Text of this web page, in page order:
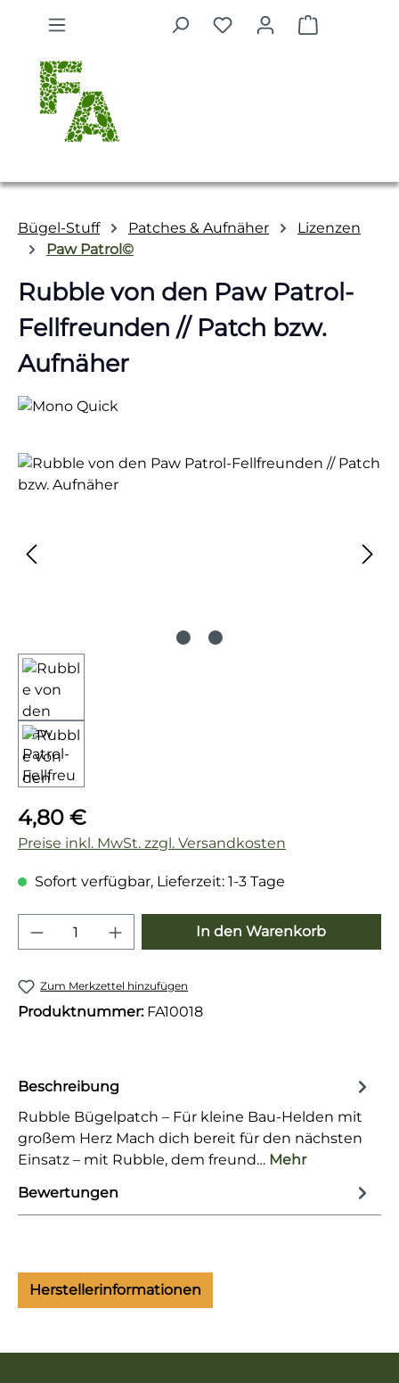
Zum Hauptinhalt springen
Bügel-Stuff Patches & Aufnäher
Lizenzen
Paw Patrol©
Rubble von den Paw Patrol-
Fellfreunden // Patch bzw.
Aufnäher
Bildergalerie überspringen
Regulärer Preis:
4,80 €
Preise inkl. MwSt. zzgl. Versandkosten
Sofort verfügbar, Lieferzeit: 1-3 Tage
Produkt Anzahl: Gib den
In den Warenkorb
Zum Merkzettel hinzufügen
Produktnummer: FA10018
Beschreibung
Rubble Bügelpatch – Für kleine Bau-Helden mit
großem Herz Mach dich bereit für den nächsten
Einsatz – mit Rubble, dem freund… Mehr
Bewertungen
Herstellerinformationen